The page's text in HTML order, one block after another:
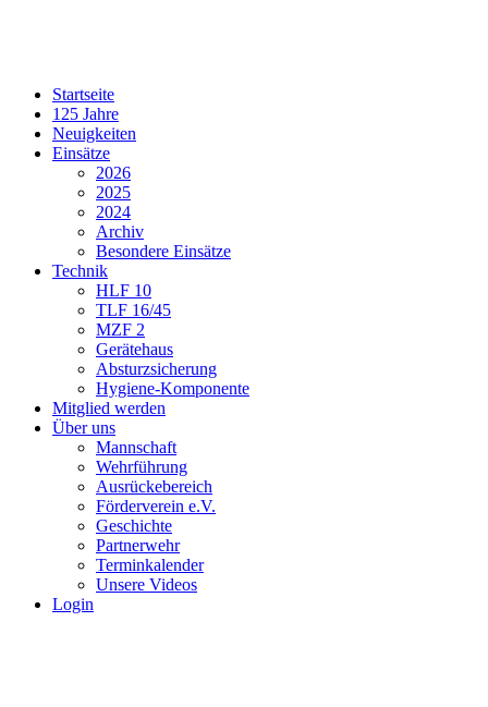
Startseite
125 Jahre
Neuigkeiten
Einsätze
2026
2025
2024
Archiv
Besondere Einsätze
Technik
HLF 10
TLF 16/45
MZF 2
Gerätehaus
Absturzsicherung
Hygiene-Komponente
Mitglied werden
Über uns
Mannschaft
Wehrführung
Ausrückebereich
Förderverein e.V.
Geschichte
Partnerwehr
Terminkalender
Unsere Videos
Login